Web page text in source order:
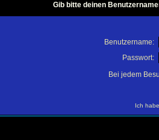
Gib bitte deinen
Benutzername:
Passwort:
Bei jedem
Ich